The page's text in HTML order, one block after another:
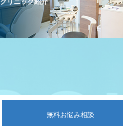
無料お悩み相談